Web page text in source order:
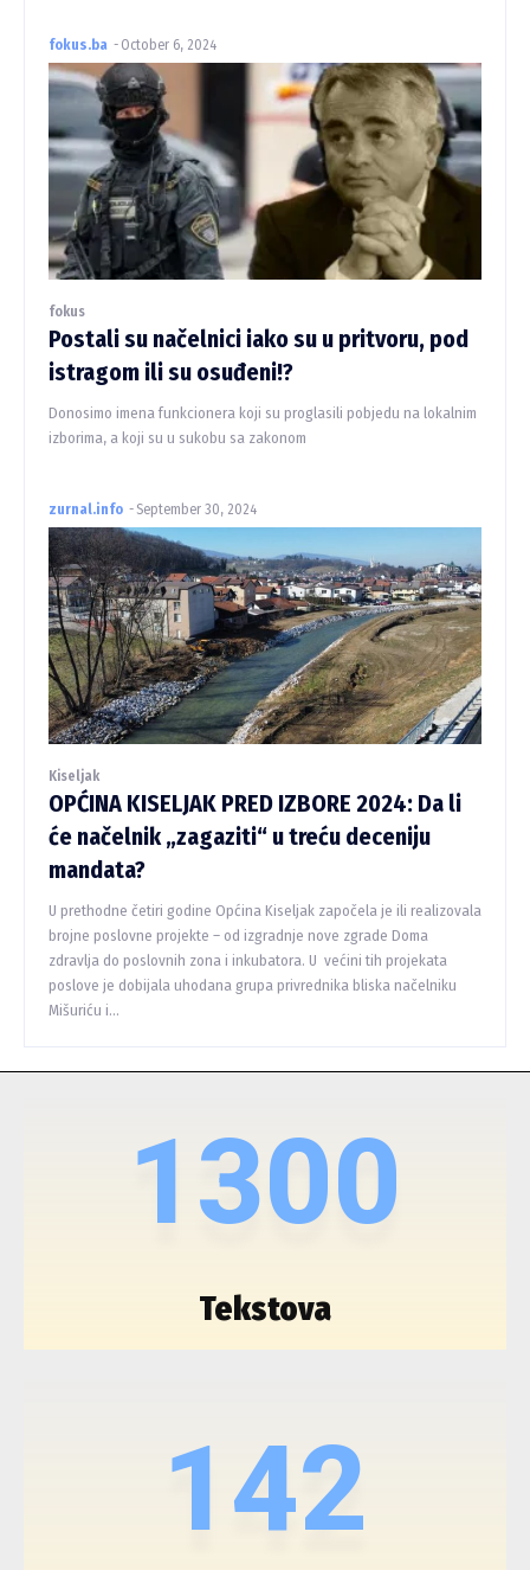
fokus.ba - October 6, 2024
fokus
Postali su načelnici iako su u pritvoru, pod
istragom ili su osuđeni!?
Donosimo imena funkcionera koji su proglasili pobjedu na lokalnim
izborima, a koji su u sukobu sa zakonom
zurnal.info - September 30, 2024
Kiseljak
OPĆINA KISELJAK PRED IZBORE 2024: Da li
će načelnik „zagaziti“ u treću deceniju
mandata?
U prethodne četiri godine Općina Kiseljak započela je ili realizovala
brojne poslovne projekte – od izgradnje nove zgrade Doma
zdravlja do poslovnih zona i inkubatora. U većini tih projekata
poslove je dobijala uhodana grupa privrednika bliska načelniku
Mišuriću i...
1300
Tekstova
142